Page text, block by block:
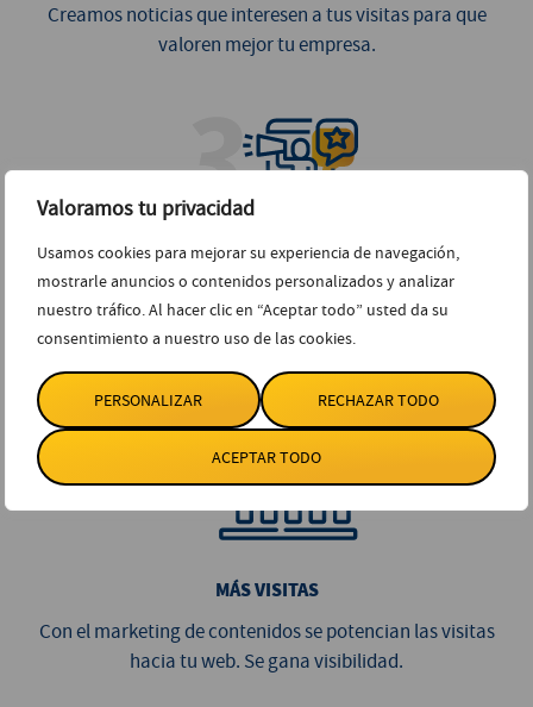
Valoramos tu privacidad
Usamos cookies para mejorar su experiencia de navegación,
mostrarle anuncios o contenidos personalizados y analizar
nuestro tráfico. Al hacer clic en “Aceptar todo” usted da su
consentimiento a nuestro uso de las cookies.
PERSONALIZAR RECHAZAR TODO
ACEPTAR TODO
Creamos noticias que interesen a tus visitas para que
valoren mejor tu empresa.
INFLUENCIA
Influimos en la decisión de compra del usuario al aportar
MÁS VISITAS
Con el marketing de contenidos se potencian las visitas
hacia tu web. Se gana visibilidad.